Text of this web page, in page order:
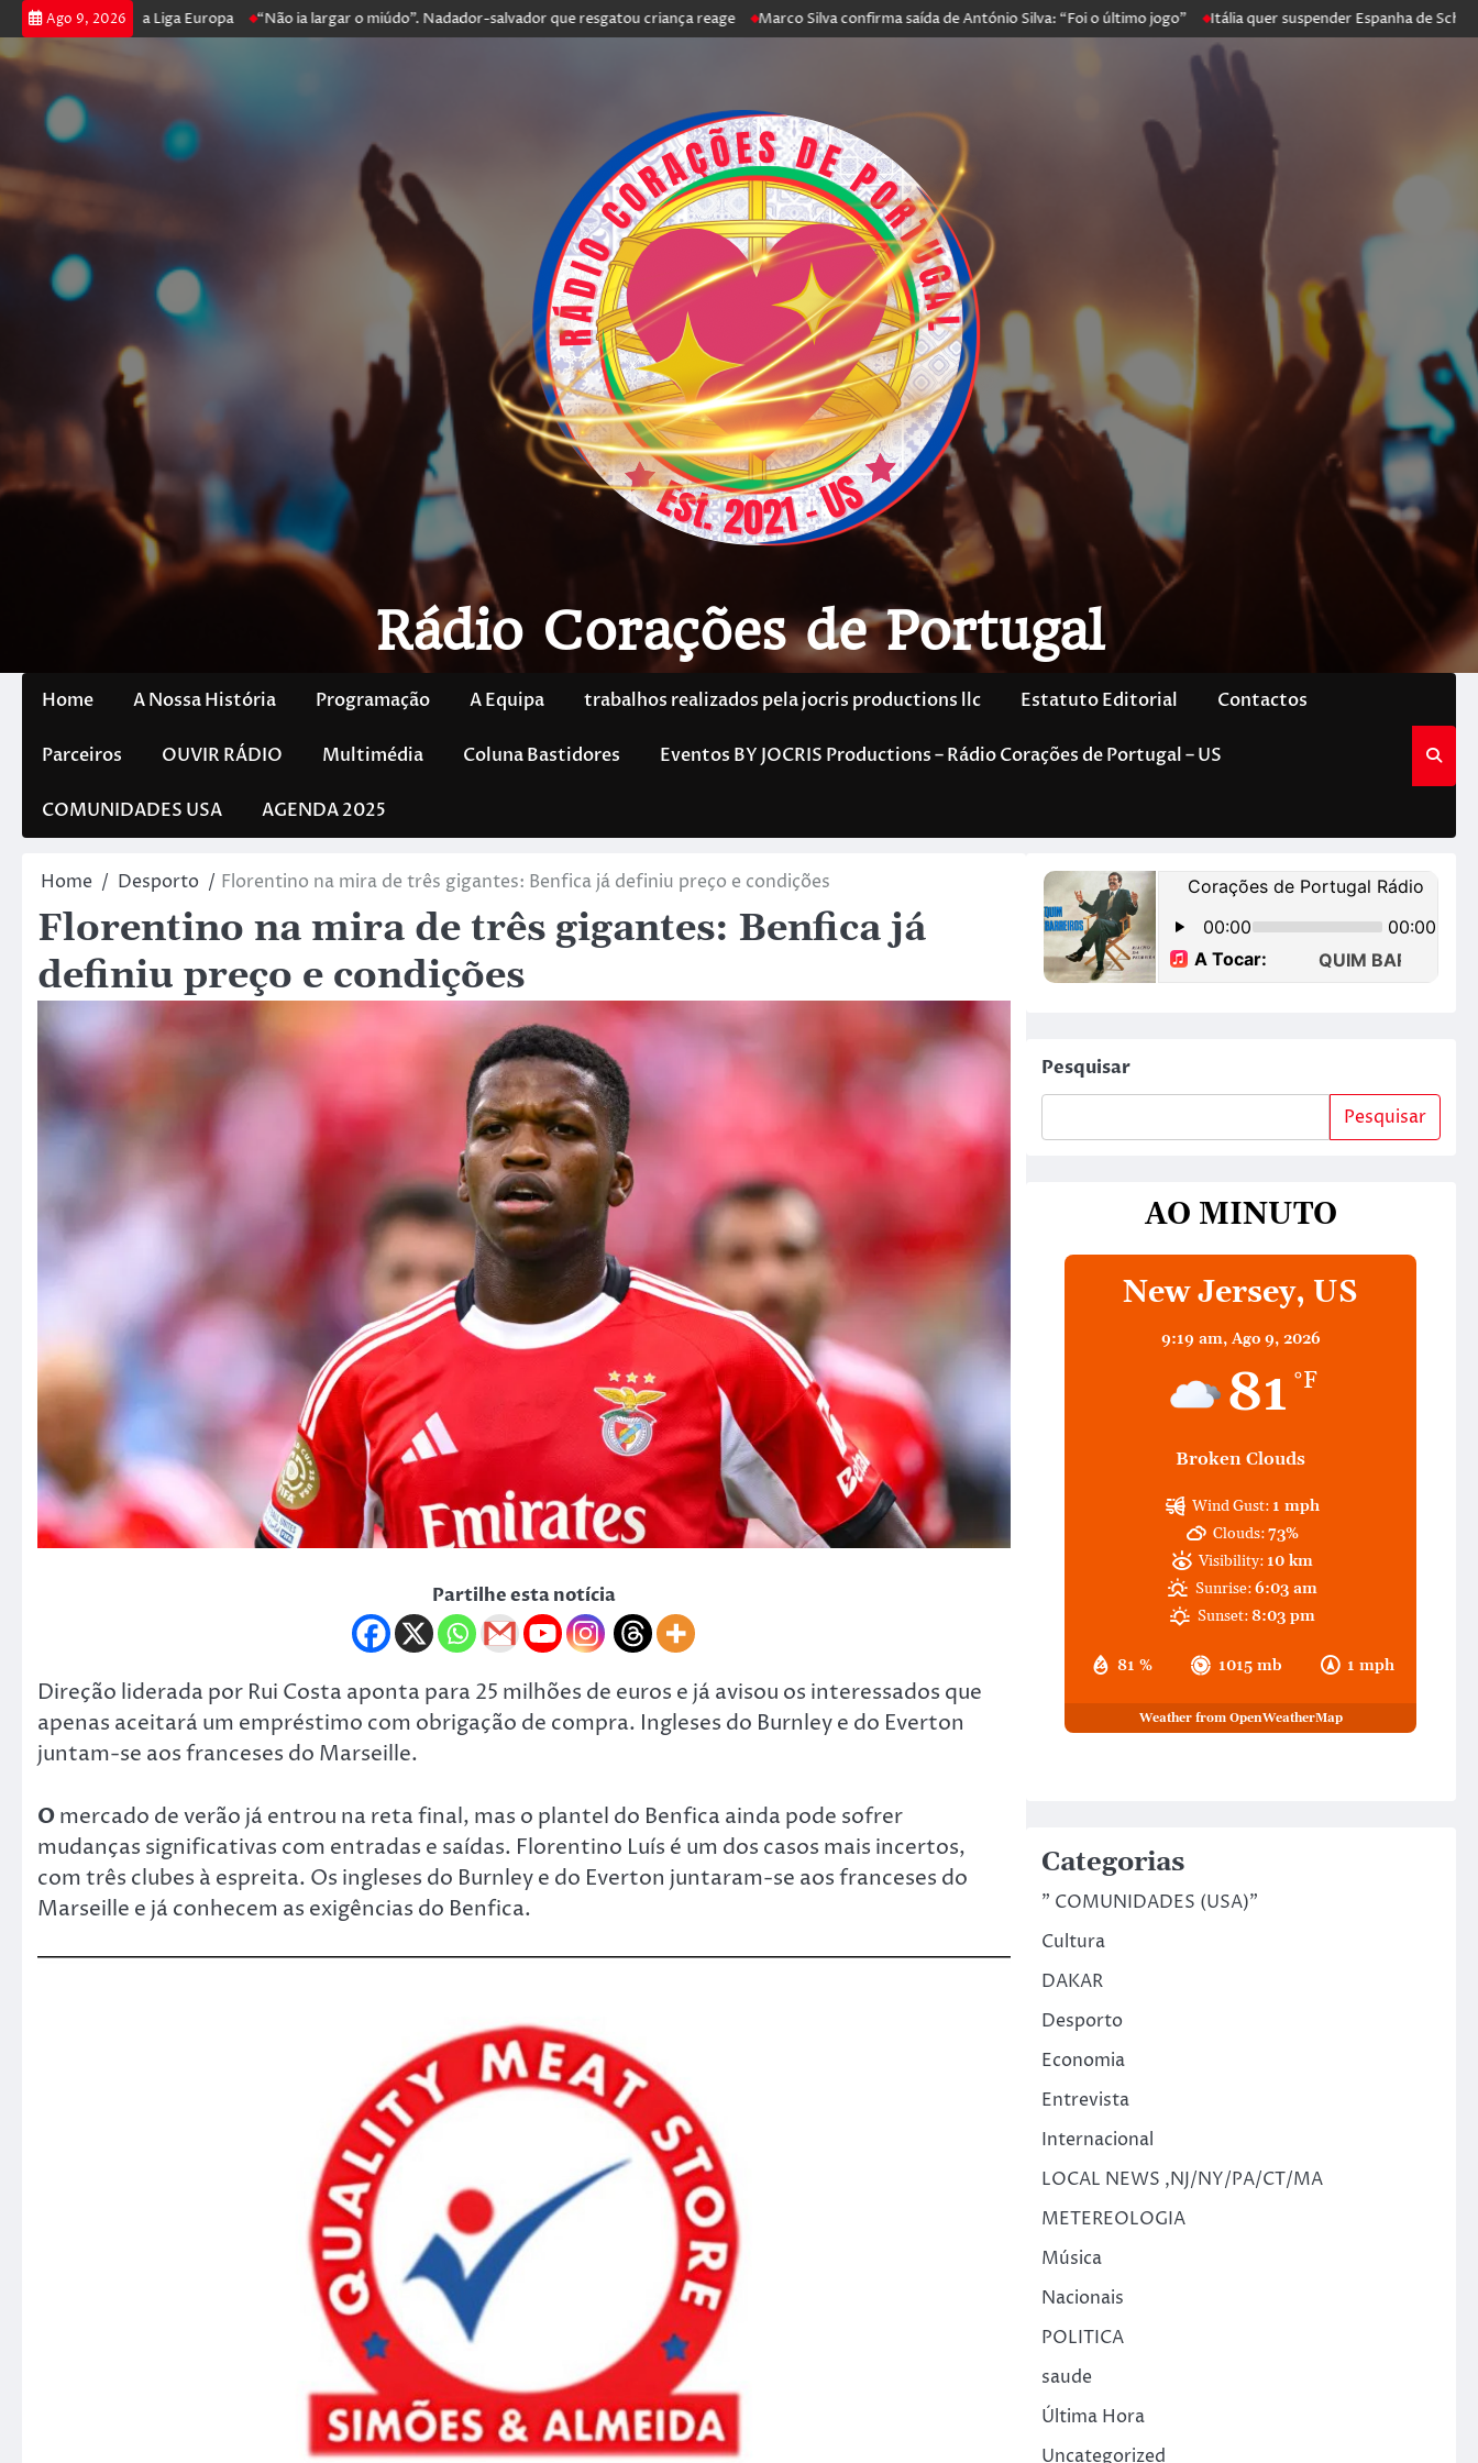
Ago 9, 2026
na Liga Europa “Não ia largar o miúdo”. Nadador-salvador que resgatou criança reage Marco Silva confirma saída de António Silva: “Foi o último jogo” Itália quer suspender Espanha de Schengen.
Rádio Corações de Portugal
Home A Nossa História Programação A Equipa trabalhos realizados pela jocris productions llc Estatuto Editorial Contactos
Parceiros OUVIR RÁDIO Multimédia Coluna Bastidores Eventos BY JOCRIS Productions – Rádio Corações de Portugal – US
COMUNIDADES USA AGENDA 2025
Home Desporto Florentino na mira de três gigantes: Benfica já definiu preço e condições
Florentino na mira de três gigantes: Benfica já
definiu preço e condições
Partilhe esta notícia
Direção liderada por Rui Costa aponta para 25 milhões de euros e já avisou os interessados que
apenas aceitará um empréstimo com obrigação de compra. Ingleses do Burnley e do Everton
juntam-se aos franceses do Marseille.
Omercado de verão já entrou na reta final, mas o plantel do Benfica ainda pode sofrer
mudanças significativas com entradas e saídas. Florentino Luís é um dos casos mais incertos,
com três clubes à espreita. Os ingleses do Burnley e do Everton juntaram-se aos franceses do
Marseille e já conhecem as exigências do Benfica.
Pesquisar
Pesquisar
AO MINUTO
New Jersey, US
9:19 am, Ago 9, 2026
81 °F
Broken Clouds
81 % 1015 mb 1 mph
Wind Gust: 1 mph
Clouds:73%
Visibility: 10 km
Sunrise:6:03 am
Sunset:8:03 pm
Weather from OpenWeatherMap
Categorias
" COMUNIDADES (USA)"
Cultura
DAKAR
Desporto
Economia
Entrevista
Internacional
LOCAL NEWS ,NJ/NY/PA/CT/MA
METEREOLOGIA
Música
Nacionais
POLITICA
saude
Última Hora
Uncategorized